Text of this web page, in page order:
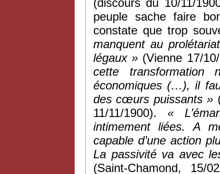
peuple sache faire
constate que trop
manquent au
légaux » (Vienne 17/
cette
économiques (…), il
des cœurs puissants »
11/11/1900). «
intimement liées. A
capable d’une action
La passivité va avec
(Saint-Chamond, 15/